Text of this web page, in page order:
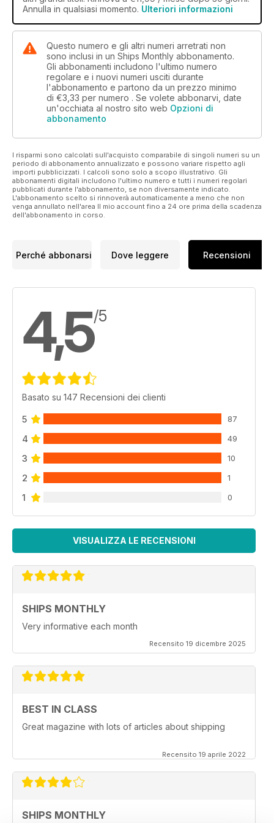
Annulla in qualsiasi momento. Ulteriori informazioni
Questo numero e gli altri numeri arretrati non
sono inclusi in un Ships Monthly abbonamento.
Gli abbonamenti includono l'ultimo numero
regolare e i nuovi numeri usciti durante
l'abbonamento e partono da un prezzo minimo
di €3,33 per numero . Se volete abbonarvi, date
un'occhiata al nostro sito web Opzioni di
abbonamento
I risparmi sono calcolati sull'acquisto comparabile di singoli numeri su un
periodo di abbonamento annualizzato e possono variare rispetto agli
importi pubblicizzati. I calcoli sono solo a scopo illustrativo. Gli
abbonamenti digitali includono l'ultimo numero e tutti i numeri regolari
pubblicati durante l'abbonamento, se non diversamente indicato.
L'abbonamento scelto si rinnoverà automaticamente a meno che non
venga annullato nell'area Il mio account fino a 24 ore prima della scadenza
dell'abbonamento in corso.
Perché abbonarsi Dove leggere Recensioni
4,5/5
Basato su 147 Recensioni dei clienti
5 87
4 49
3 10
2 1
1 0
VISUALIZZA LE RECENSIONI
SHIPS MONTHLY
Very informative each month
Recensito 19 dicembre 2025
BEST IN CLASS
Great magazine with lots of articles about shipping
Recensito 19 aprile 2022
SHIPS MONTHLY